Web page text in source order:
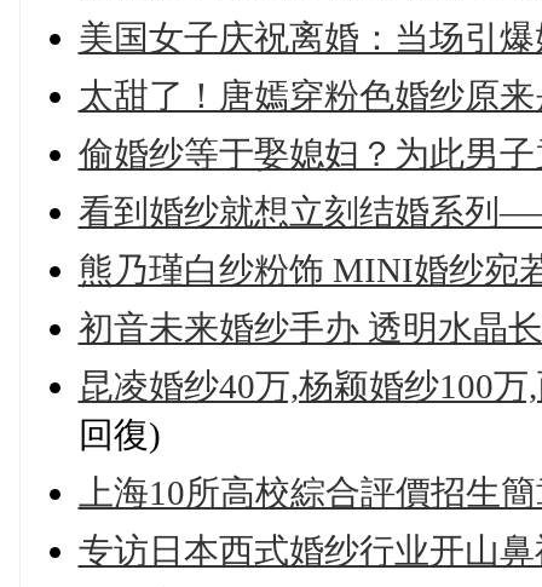
美国女子庆祝离婚：当场引
太甜了！唐嫣穿粉色婚纱原
偷婚纱等于娶媳妇？为此男
看到婚纱就想立刻结婚系列
熊乃瑾白纱粉饰 MINI婚纱宛
初音未来婚纱手办 透明水晶
昆凌婚纱40万,杨颖婚纱100
回復)
上海10所高校綜合評價招生
专访日本西式婚纱行业开山